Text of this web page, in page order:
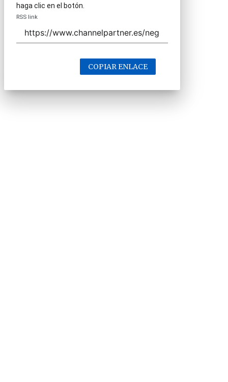
haga clic en el botón.
RSS link
COPIAR ENLACE